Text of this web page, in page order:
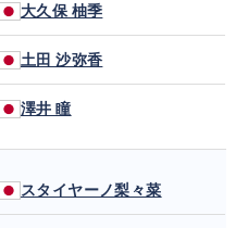
大久保 柚季
土田 沙弥香
澤井 瞳
スタイヤーノ梨々菜